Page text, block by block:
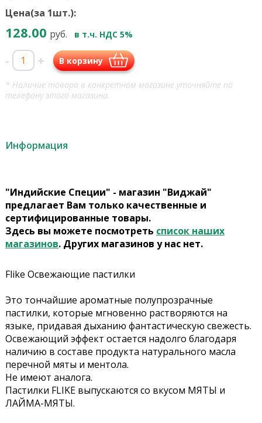
Цена(за 1шт.):
128.00 руб. в т.ч. НДС 5%
- + В корзину
* Наличие товара в конкретном магазине уточняйте по
телефону этого магазина.
Информация
"Индийские Специи" - магазин "Виджай"
предлагает Вам только качественные и
сертифицированные товары.
Здесь вы можете посмотреть список наших
магазинов. Других магазинов у нас нет.
Flike Освежающие пастилки
Это тончайшие ароматные полупрозрачные
пастилки, которые мгновенно растворяются на
языке, придавая дыханию фантастическую свежесть.
Освежающий эффект остается надолго благодаря
наличию в составе продукта натурального масла
перечной мяты и ментола.
Не имеют аналога.
Пастилки FLIKE выпускаются со вкусом МЯТЫ и
ЛАЙМА-МЯТЫ.